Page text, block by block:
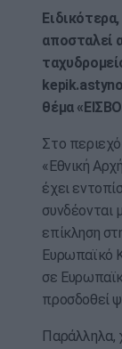
αποσταλεί
θέμα
Στο
«Εθνική
έχει
συνδέονται
επίκληση
Ευρωπαϊκό
σε
προσδοθεί
Παράλληλα,